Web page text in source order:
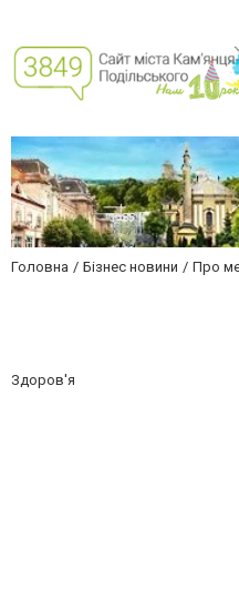
Головна Бізнес новини Про
Здоров'я